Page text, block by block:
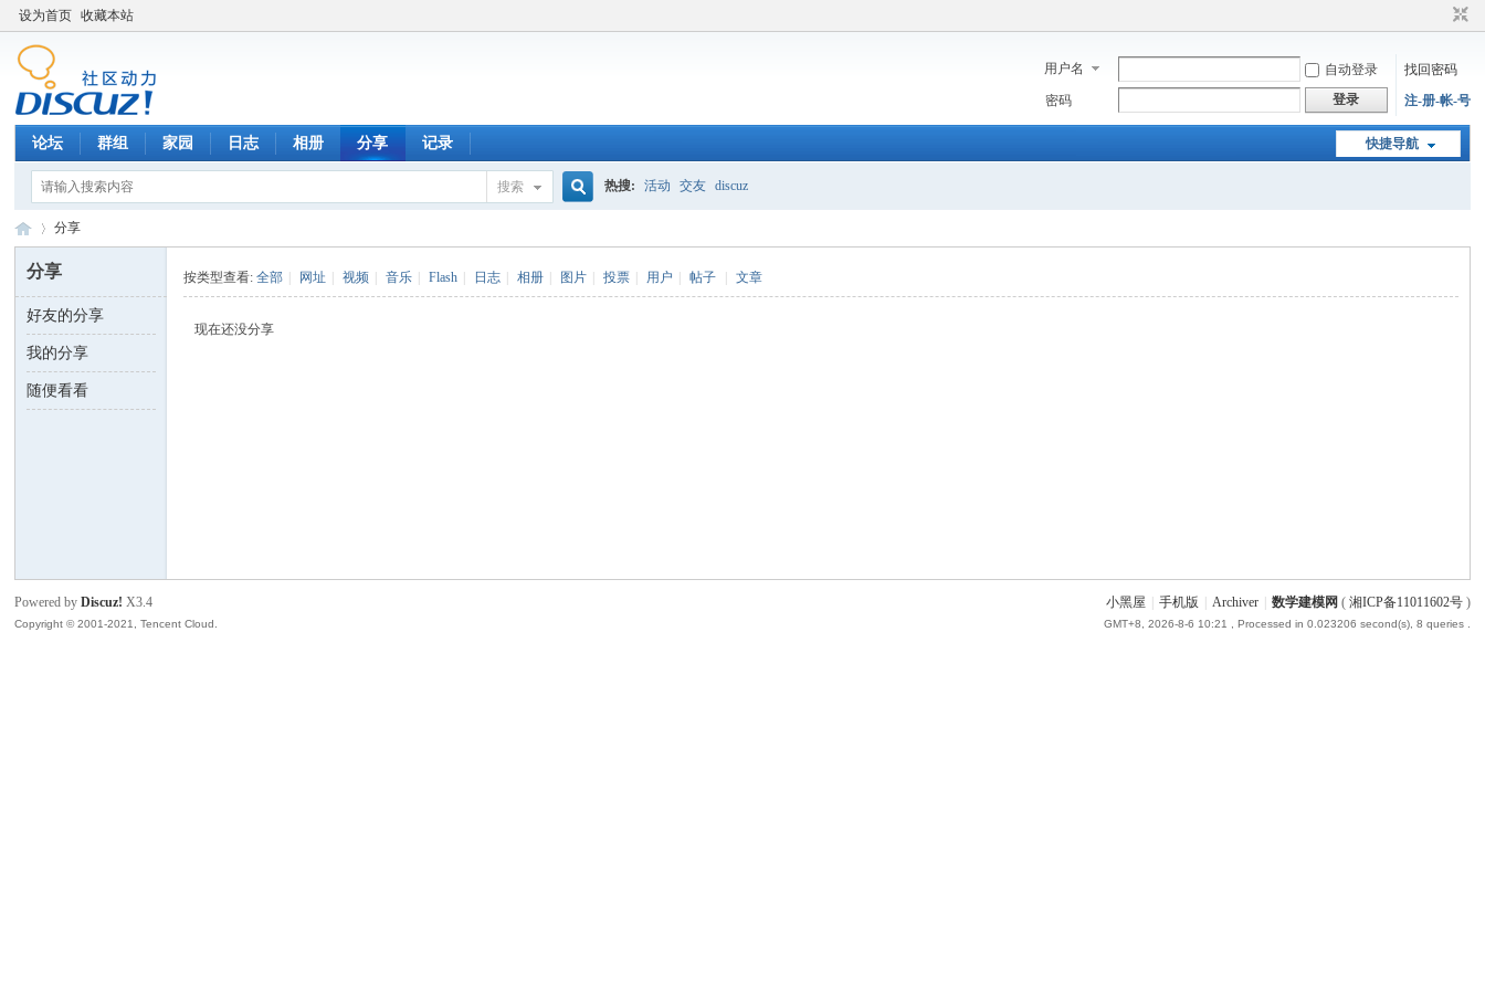
设为首页 收藏本站
用户名 自动登录
找回密码
密码
登录 注-册-帐-号
快捷导航
论坛 群组 家园 日志 相册 分享 记录
搜索 热搜: 活动 交友 discuz
数 ›
分享
分享
好友的分享
我的分享
随便看看
按类型查看:全部 网址 视频 音乐 Flash 日志 相册 图片 投票 用户 帖子 文章
现在还没分享
小黑屋 手机版 Archiver 数学建模网 ( 湘ICP备11011602号)
GMT+8, 2026-8-6 10:21 , Processed in 0.023206 second(s), 8 queries .
Powered byDiscuz! X3.4
Copyright © 2001-2021, Tencent Cloud.